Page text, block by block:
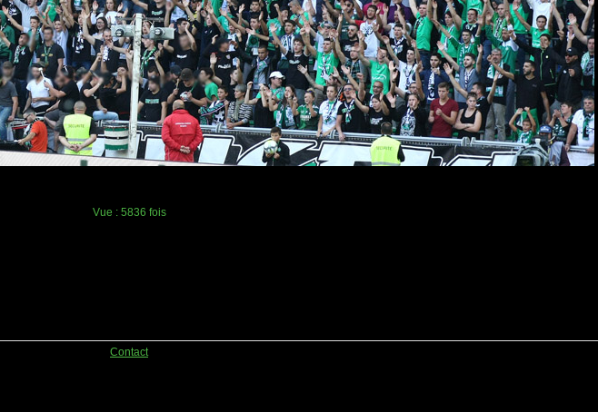
Vue : 5836 fois
Contact